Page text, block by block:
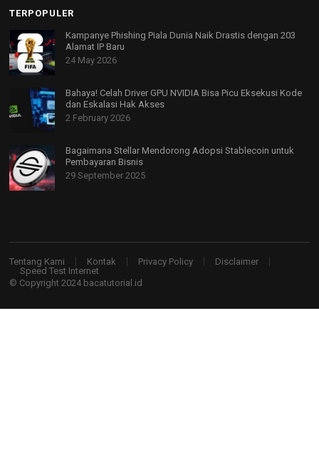
TERPOPULER
Kampanye Phishing Piala Dunia Naik Drastis dengan 203
Alamat IP Baru
24 May 2026
Bahaya! Celah Driver GPU NVIDIA Bisa Picu Eksekusi Kode
dan Eskalasi Hak Akses
2 February 2026
Bagaimana Stellar Mendorong Adopsi Stablecoin untuk
Pembayaran Bisnis
29 September 2025
Tentang Kami Kontak Privacy Policy
Disclaimer
Speed Test Internet
© Copyright 2024 bacatutorial.id